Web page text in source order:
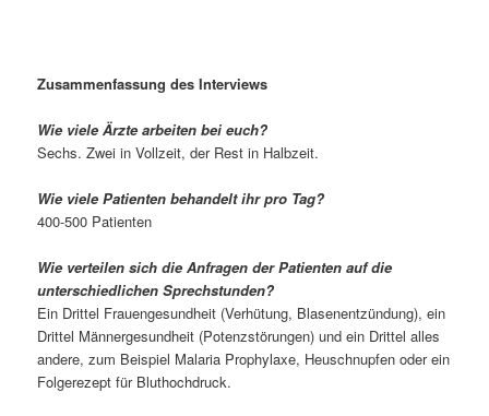
Zusammenfassung des Interviews
Wie viele Ärzte arbeiten bei euch?
Sechs. Zwei in Vollzeit, der Rest in Halbzeit.
Wie viele Patienten behandelt ihr pro Tag?
400-500 Patienten
Wie verteilen sich die Anfragen der Patienten auf die
unterschiedlichen Sprechstunden?
Ein Drittel Frauengesundheit (Verhütung, Blasenentzündung), ein
Drittel Männergesundheit (Potenzstörungen) und ein Drittel alles
andere, zum Beispiel Malaria Prophylaxe, Heuschnupfen oder ein
Folgerezept für Bluthochdruck.